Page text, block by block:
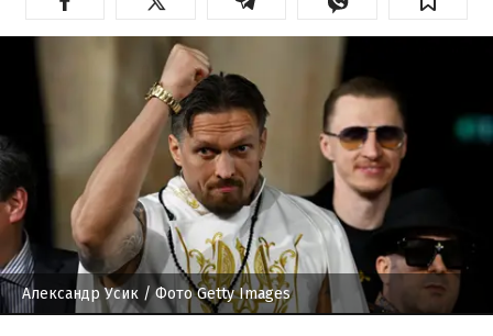
Александр Усик / Фото Getty Images